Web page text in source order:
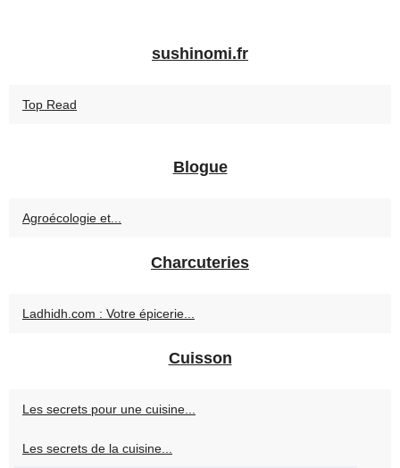
sushinomi.fr
Top Read
Blogue
Agroécologie et...
Charcuteries
Ladhidh.com : Votre épicerie...
Cuisson
Les secrets pour une cuisine...
Les secrets de la cuisine...